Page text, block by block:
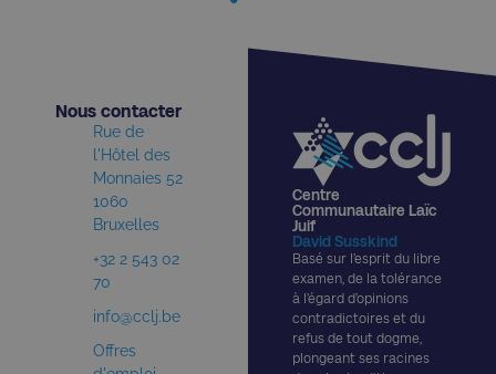
Centre
Communautaire Laïc
Juif
David Susskind
Basé sur l’esprit du libre
examen, de la tolérance
à l’égard d’opinions
contradictoires et du
refus de tout dogme,
plongeant ses racines
Nous contacter​
Rue de
l'Hôtel des
Monnaies 52
1060
Bruxelles
+32 2 543 02
70
info@cclj.be
Offres